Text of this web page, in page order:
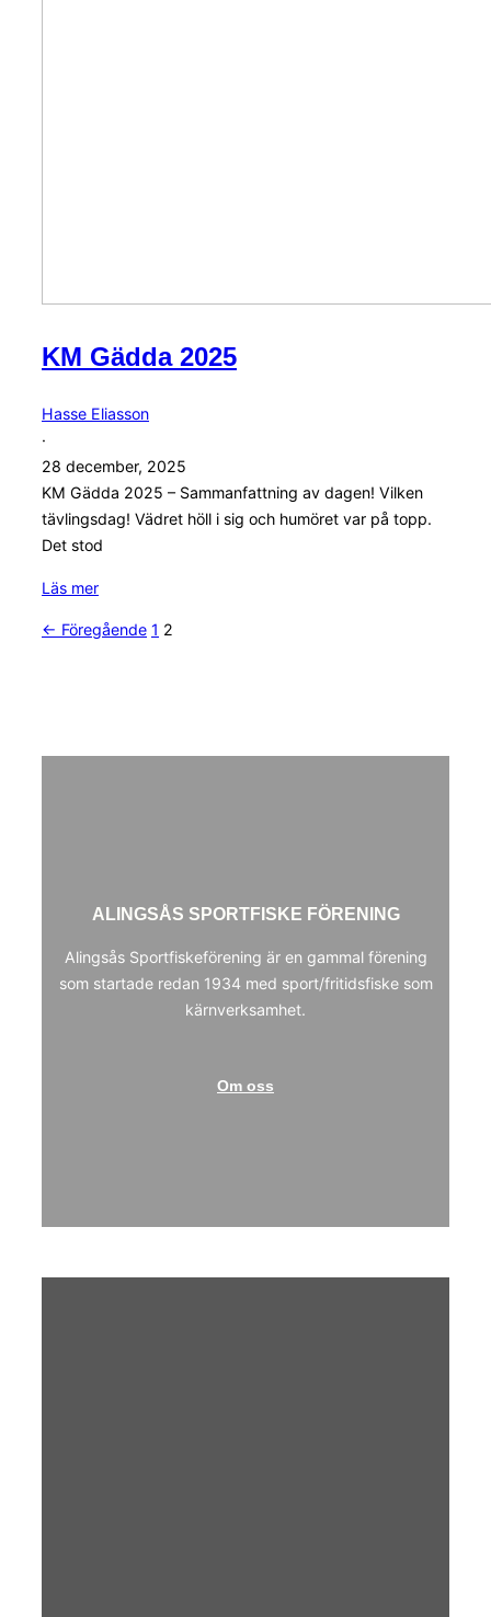
KM Gädda 2025
Hasse Eliasson
·
28 december, 2025
KM Gädda 2025 – Sammanfattning av dagen! Vilken
tävlingsdag! Vädret höll i sig och humöret var på topp.
Det stod
Läs merKM
2025
← Föregående 1 2
ALINGSÅS SPORTFISKE FÖRENING
Alingsås Sportfiskeförening är en gammal förening
som startade redan 1934 med sport/fritidsfiske som
kärnverksamhet.
Om oss